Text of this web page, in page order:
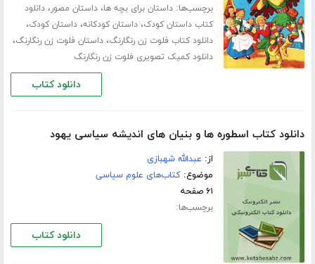
برچسب‌ها:داستان برای بچه ها،داستان مصور،دانلود
کتاب داستان کودک،داستان کودکانه،داستان کودک،
دانلود کتاب فلوت زن رنگارنگ،داستان فلوت زن رنگارنگ،
دانلود کمیک تصویری فلوت زن رنگارنگ
دانلود کتاب
دانلود کتاب اسطوره ها و بنیان های اندیشه سیاسی یهود
از: عبدالله شهبازی
موضوع:کتاب‌های علوم سیاسی
۶۱ صفحه
برچسب‌ها:
دانلود کتاب